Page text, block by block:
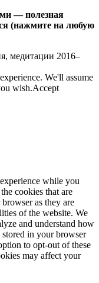
— полезная
(нажмите на любую
медитации 2016–
We'll assume
wish.Accept
while you
cookies that are
as they are
of the website. We
and understand how
in your browser
to opt-out of these
may affect your